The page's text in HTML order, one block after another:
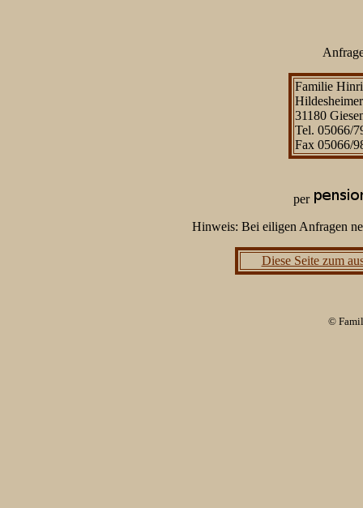
Familie
31180
Tel. 05066/
Fax 05066/
per
Hinweis: Bei eiligen Anfragen
Diese Seite zum
©